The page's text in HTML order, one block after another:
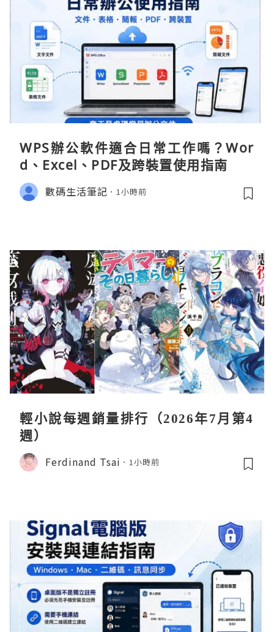
WPS辦公軟件適合日常工作嗎？Wor
d、Excel、PDF及跨裝置使用指南
數碼生活筆記 1小時前
輕小說每週銷量排行（2026年7月第4
週）
Ferdinand Tsai 1小時前